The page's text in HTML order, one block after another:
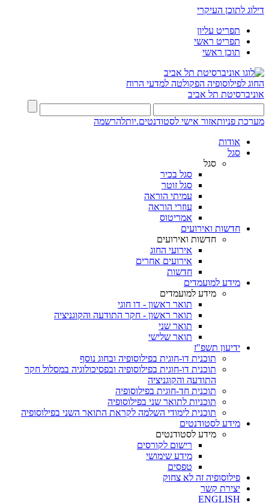
דילוג לתוכן העיקרי
תפריט עליון
תפריט ראשי
תוכן ראשי
החוג לפילוסופיה הפקולטה למדעי הרוח
אוניברסיטת תל אביב
מערכת פניותאזור אישי לסטודנטים.יותלהרשמה
אודות
סגל
סגל
סגל בכיר
סגל זוטר
עמיתי הוראה
עוזרי הוראה
אמריטוס
חדשות ואירועים
חדשות ואירועים
אירועי החוג
אירועים אחרים
חדשות
מידע למועמדים
מידע למועמדים
תואר ראשון - דו חוגי
תואר ראשון - חקר התודעה והקוגניציה
תואר שני
תואר שלישי
ידיעון תשפ"ז
תוכנית דו-חוגית בפילוסופיה ובחוג נוסף
תוכנית דו-חוגית בפילוסופיה ובפסיכולוגיה במסלול חקר
התודעה והקוגניציה
תוכנית חד-חוגית בפילוסופיה
תוכניות לתואר שני בפילוסופיה
תוכנית לימודי השלמה לקראת התואר השני בפילוסופיה
מידע לסטודנטים
מידע לסטודנטים
רישום לקורסים
מידע שימושי
טפסים
פילוסופיה זה לא צחוק
יצירת קשר
ENGLISH